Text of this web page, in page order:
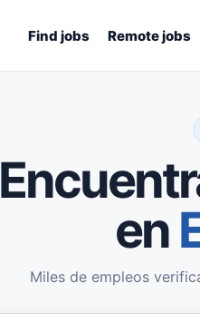
Find jobs Remote jobs
en
Miles de empleos